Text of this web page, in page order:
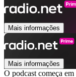
Mais informações
Mais informações
O podcast começa em